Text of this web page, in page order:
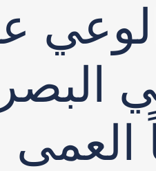
العمى